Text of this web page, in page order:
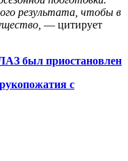
результата, чтобы в
— цитирует
был приостановлен
с